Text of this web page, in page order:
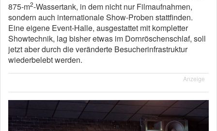
875-m2-Wassertank, in dem nicht nur Filmaufnahmen,
sondern auch internationale Show-Proben stattfinden.
Eine eigene Event-Halle, ausgestattet mit kompletter
Showtechnik, lag bisher etwas im Dornröschenschlaf, soll
jetzt aber durch die veränderte Besucherinfrastruktur
wiederbelebt werden.
Anzeige